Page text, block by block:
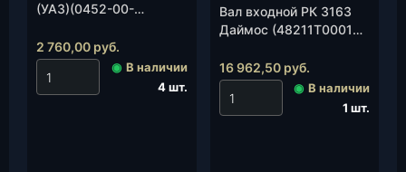
(УАЗ)(0452-00-
2 760,00 руб.
◉ В наличии
4 шт.
Вал входной РК 3163
Даймос (48211Т00015)
шт.
16 962,50 руб.
◉ В наличии
1 шт.